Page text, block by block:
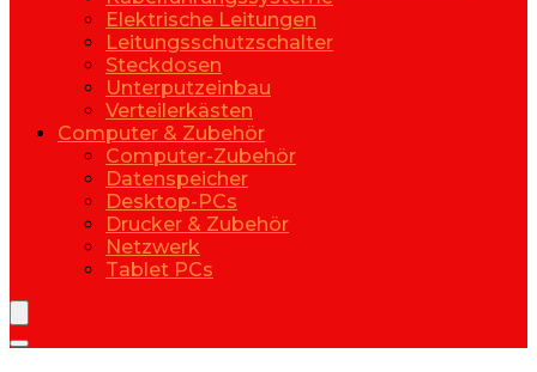
Elektrische Leitungen
Leitungsschutzschalter
Steckdosen
Unterputzeinbau
Verteilerkästen
Computer & Zubehör
Computer-Zubehör
Datenspeicher
Desktop-PCs
Drucker & Zubehör
Netzwerk
Tablet PCs